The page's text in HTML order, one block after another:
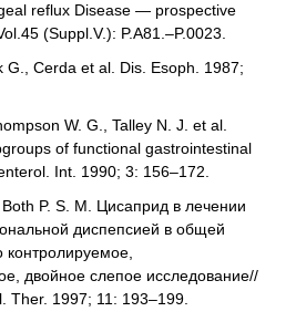
reflux Disease — prospective
(Suppl.V.): P.A81.–P.0023.
G., Cerda et al. Dis. Esoph. 1987;
W. G., Talley N. J. et al.
of functional gastrointestinal
Int. 1990; 3: 156–172.
P. S. M. Цисаприд в лечении
диспепсией в общей
контролируемое,
двойное слепое исследование//
Ther. 1997; 11: 193–199.